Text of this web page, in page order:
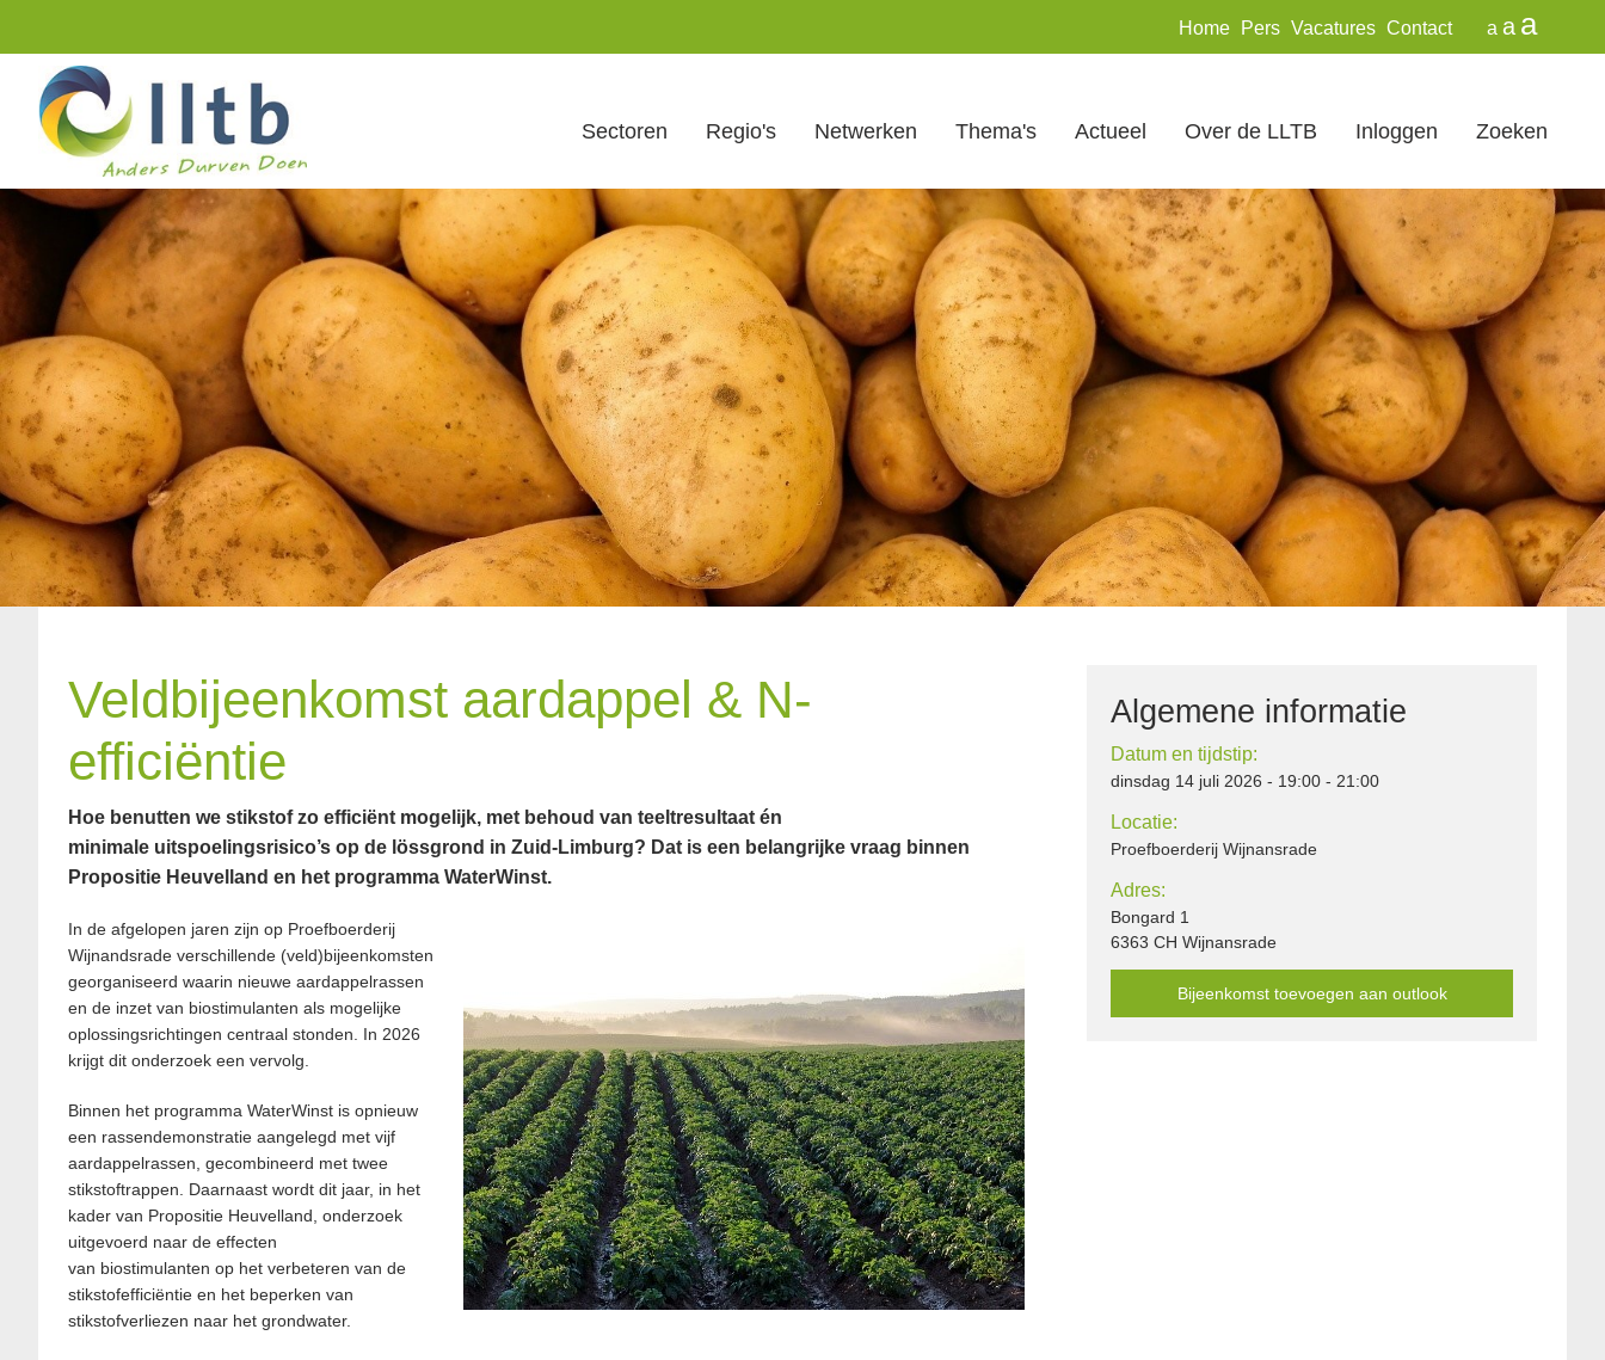
Home Pers Vacatures Contact a a a
Sectoren Regio's Netwerken Thema's Actueel Over de LLTB Inloggen Zoeken
Veldbijeenkomst aardappel & N-
efficiëntie
Hoe benutten we stikstof zo efficiënt mogelijk, met behoud van teeltresultaat én
minimale uitspoelingsrisico’s op de lössgrond in Zuid-Limburg? Dat is een belangrijke vraag binnen
Propositie Heuvelland en het programma WaterWinst.
In de afgelopen jaren zijn op Proefboerderij
Wijnandsrade verschillende (veld)bijeenkomsten
georganiseerd waarin nieuwe aardappelrassen
en de inzet van biostimulanten als mogelijke
oplossingsrichtingen centraal stonden. In 2026
krijgt dit onderzoek een vervolg.
Binnen het programma WaterWinst is opnieuw
een rassendemonstratie aangelegd met vijf
aardappelrassen, gecombineerd met twee
stikstoftrappen. Daarnaast wordt dit jaar, in het
kader van Propositie Heuvelland, onderzoek
uitgevoerd naar de effecten
van biostimulanten op het verbeteren van de
stikstofefficiëntie en het beperken van
stikstofverliezen naar het grondwater.
Algemene informatie
Datum en tijdstip:
dinsdag 14 juli 2026 - 19:00 - 21:00
Locatie:
Proefboerderij Wijnansrade
Adres:
Bongard 1
6363 CH Wijnansrade